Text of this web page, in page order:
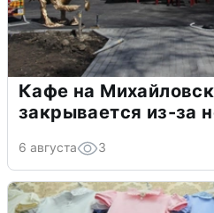
Кафе на
закрывается из-за
6 августа 3